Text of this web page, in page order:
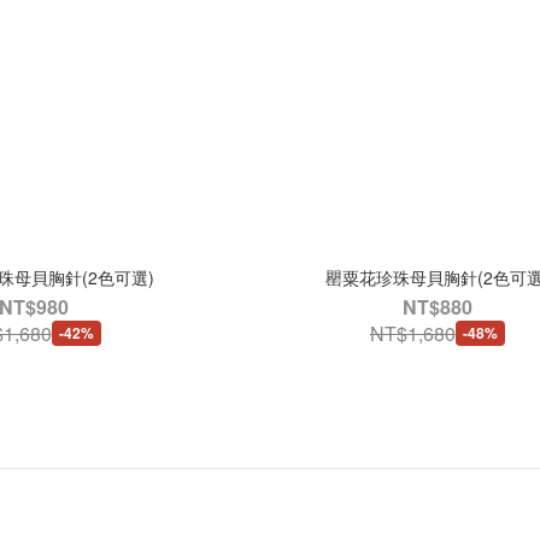
母貝胸針(2色可選)
NT$980
-42%
罌粟花珍珠母貝胸針(2色可
NT$880
NT$1,680 -48%